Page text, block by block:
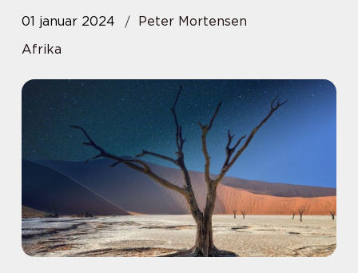
01 januar 2024
Peter Mortensen
Afrika